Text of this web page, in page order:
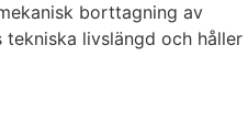
borttagning av
livslängd och håller